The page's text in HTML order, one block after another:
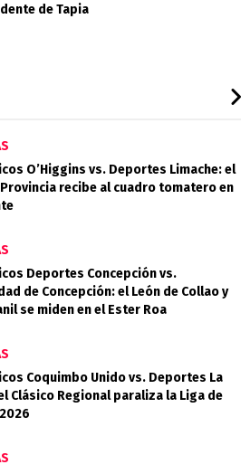
de Tapia
O’Higgins vs. Deportes Limache: el
Provincia recibe al cuadro tomatero en
Deportes Concepción vs.
de Concepción: el León de Collao y
se miden en el Ester Roa
Coquimbo Unido vs. Deportes La
Clásico Regional paraliza la Liga de